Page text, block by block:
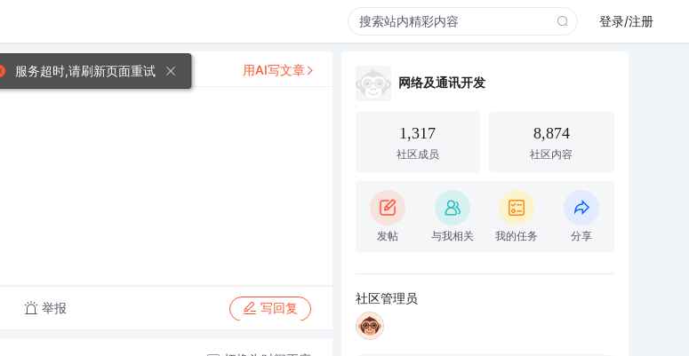
登录/注册
举报 写回复
用AI写文章
网络及通讯开发
1,317
社区成员
8,874
社区内容
发帖 与我相关 我的任务 分享
社区管理员
服务超时,请刷新页面重试